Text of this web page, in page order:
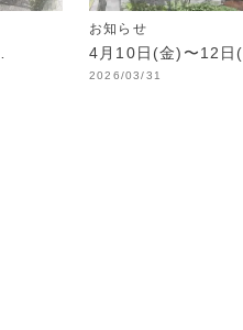
4月10日(金)〜12日
お知らせ
2026/03/31